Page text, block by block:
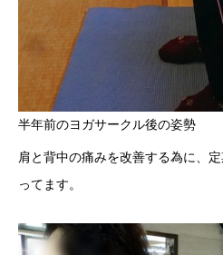
半年前のヨガサークル後の姿勢
肩と背中の痛みを改善する為に、
ってます。